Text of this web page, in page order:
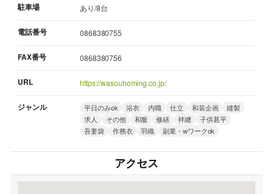
駐車場 あり/8台
電話番号 0868380755
FAX番号 0868380756
URL https://wasouhoming.co.jp/
ジャンル 平日のみok 浴衣 内職 仕立 和装企画
縫製
求人
その他 和服 修繕 袢纏
子供甚平
吾妻袋
作務衣 羽織 副業・wワークok
アクセス